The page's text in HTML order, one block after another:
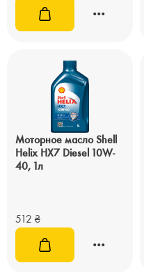
Моторное масло Shell
Helix HX7 Diesel 10W-
40, 1л
512 ₴